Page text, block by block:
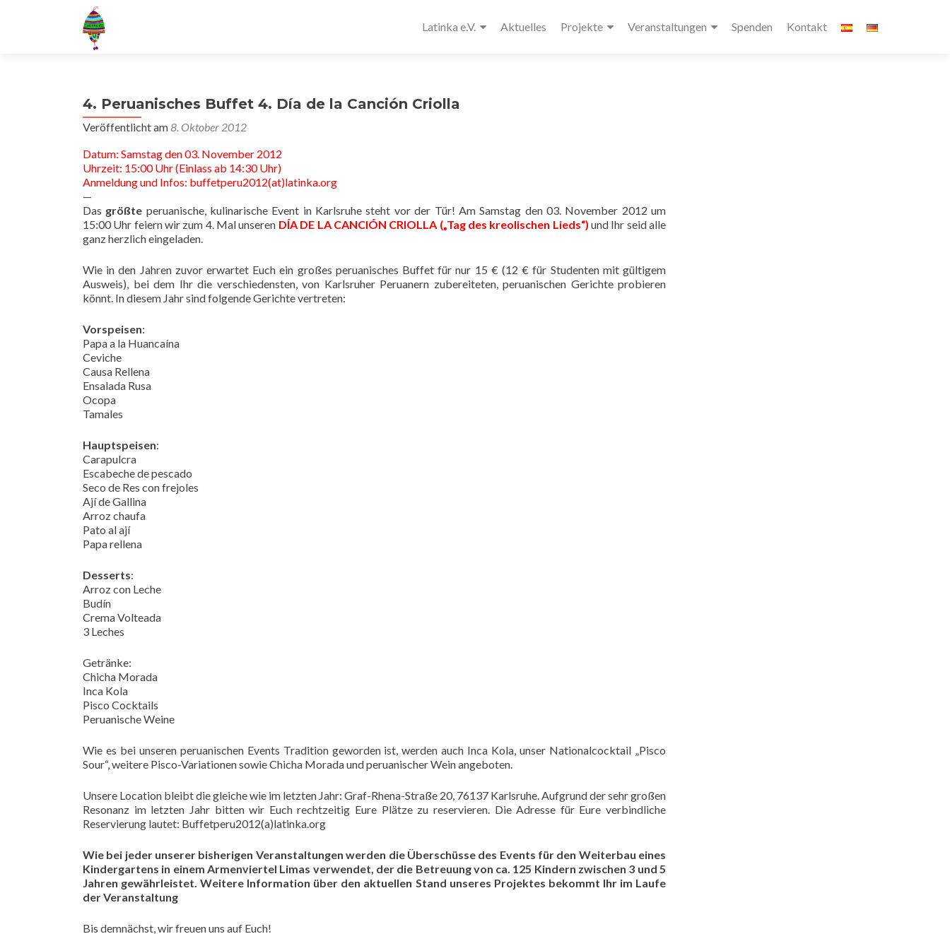
Latinka e.V. Aktuelles Projekte Veranstaltungen Spenden Kontakt
4. Peruanisches Buffet 4. Día de la Canción Criolla
Veröffentlicht am8. Oktober 2012
Datum: Samstag den 03. November 2012
Uhrzeit: 15:00 Uhr (Einlass ab 14:30 Uhr)
Anmeldung und Infos: buffetperu2012(at)latinka.org
—
Das größte peruanische, kulinarische Event in Karlsruhe steht vor der Tür! Am Samstag den 03. November 2012 um
15:00 Uhr feiern wir zum 4. Mal unseren DÍA DE LA CANCIÓN CRIOLLA („Tag des kreolischen Lieds“) und Ihr seid alle
ganz herzlich eingeladen.
Wie in den Jahren zuvor erwartet Euch ein großes peruanisches Buffet für nur 15 € (12 € für Studenten mit gültigem
Ausweis), bei dem Ihr die verschiedensten, von Karlsruher Peruanern zubereiteten, peruanischen Gerichte probieren
könnt. In diesem Jahr sind folgende Gerichte vertreten:
Vorspeisen:
Papa a la Huancaína
Ceviche
Causa Rellena
Ensalada Rusa
Ocopa
Tamales
Hauptspeisen:
Carapulcra
Escabeche de pescado
Seco de Res con frejoles
Ají de Gallina
Arroz chaufa
Pato al ají
Papa rellena
Desserts:
Arroz con Leche
Budín
Crema Volteada
3 Leches
Getränke:
Chicha Morada
Inca Kola
Pisco Cocktails
Peruanische Weine
Wie es bei unseren peruanischen Events Tradition geworden ist, werden auch Inca Kola, unser Nationalcocktail „Pisco
Sour“, weitere Pisco-Variationen sowie Chicha Morada und peruanischer Wein angeboten.
Unsere Location bleibt die gleiche wie im letzten Jahr: Graf-Rhena-Straße 20, 76137 Karlsruhe. Aufgrund der sehr großen
Resonanz im letzten Jahr bitten wir Euch rechtzeitig Eure Plätze zu reservieren. Die Adresse für Eure verbindliche
Reservierung lautet: Buffetperu2012(a)latinka.org
Wie bei jeder unserer bisherigen Veranstaltungen werden die Überschüsse des Events für den Weiterbau eines
Kindergartens in einem Armenviertel Limas verwendet, der die Betreuung von ca. 125 Kindern zwischen 3 und 5
Jahren gewährleistet. Weitere Information über den aktuellen Stand unseres Projektes bekommt Ihr im Laufe
der Veranstaltung
Bis demnächst, wir freuen uns auf Euch!